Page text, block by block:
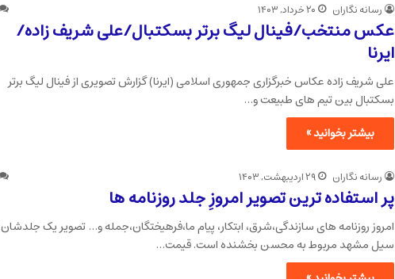
رسانه نگاران ۲۰ خرداد, ۱۴۰۳
عکس منتخب/فینال لیگ برتر بسکتبال/علی شریف زاده/
ایرنا
علی شریف زاده عکاس خبرگزاری جمهوری اسلامی (ایرنا) گزارش تصویری از فینال لیگ برتر
بسکتبال بین تیم های طبیعت و…
بیشتر بخوانید »
رسانه نگاران ۲۹ اردیبهشت, ۱۴۰۳
پر استفاده ترین تصویر امروزِ جلد روزنامه ها
امروز روزنامه های سازندگی،شرق، ابتکار، پیام ما،فرهیختگان،جمله و… تصویر یک جلدشان
سیل مشهد مربوط به محسن بخشنده است. قیمت…